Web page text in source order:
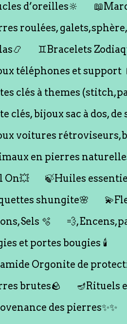
d’oreilles🔆
roulées,
♊️Bracelets
téléphones et support
clés à themes
clés, bijoux sac à dos,
voitures
en pierres
On💥
🍃Huiles
shungite🌸
🫧
et portes bougies 🕯️
Orgonite de
brutes🪨
🪔Rituels
des pierres✨✨